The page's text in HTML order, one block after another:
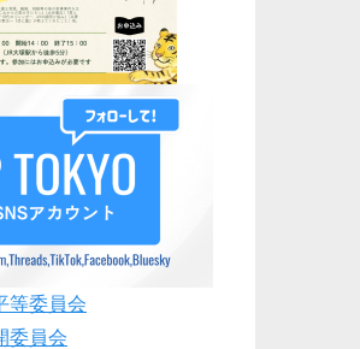
等委員会
委員会